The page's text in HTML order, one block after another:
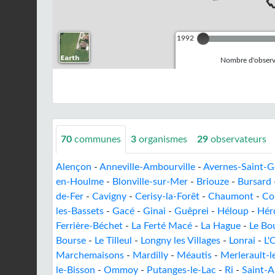
1992
Nombre
70 communes 3 organismes 29 observateurs
Alençon - Anneville-Ambourville - Avernes-Saint-
en-Houlme - Blonville-sur-Mer - Briouze - Bursard
de-Fer - Cavigny - Cerisy-la-Forêt - Chaumont -
les-Bassets - Gacé - Ginai - Guêprei - Héloup -
Ferrière-Béchet - La Ferté Macé - La Hague - Le
Bourse - Le Tilleul - Longny les Villages - Lonrai -
Marchemaisons - Mardilly - Méautis - Merlerault-
le-Bisson - Ommoy - Putanges-le-Lac - Ri - Saint-